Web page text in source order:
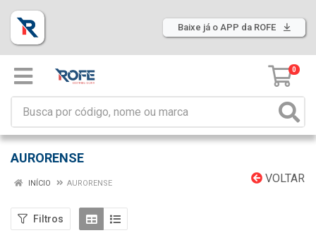
Baixe já o APP da ROFE
0
AURORENSE
VOLTAR
INÍCIO AURORENSE
Filtros